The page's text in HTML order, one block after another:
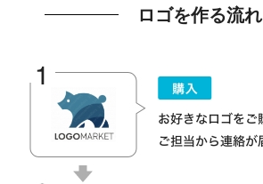
ロゴを作る流れ